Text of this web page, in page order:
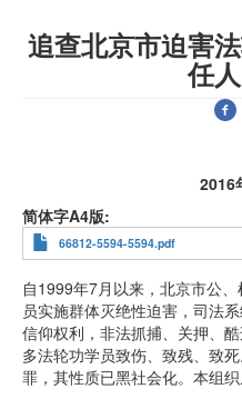
追查北京市迫害
任
2016
简体字A4版
66812-5594-5594.pdf
自1999年7月以来，北京市公
员实施群体灭绝性迫害，司法
信仰权利，非法抓捕、关押、
多法轮功学员致伤、致残、致
罪，其性质已黑社会化。本组